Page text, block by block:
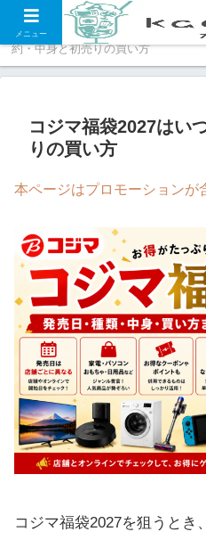
福袋・セール情報
約・中身と初売りの買い方
コジマ福袋2027はい
りの買い方
本ページはプロモーションが
コジマ福袋2027を狙うとき
メニュー